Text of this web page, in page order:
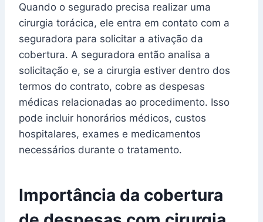
Quando o segurado precisa realizar uma
cirurgia torácica, ele entra em contato com a
seguradora para solicitar a ativação da
cobertura. A seguradora então analisa a
solicitação e, se a cirurgia estiver dentro dos
termos do contrato, cobre as despesas
médicas relacionadas ao procedimento. Isso
pode incluir honorários médicos, custos
hospitalares, exames e medicamentos
necessários durante o tratamento.
Importância da cobertura